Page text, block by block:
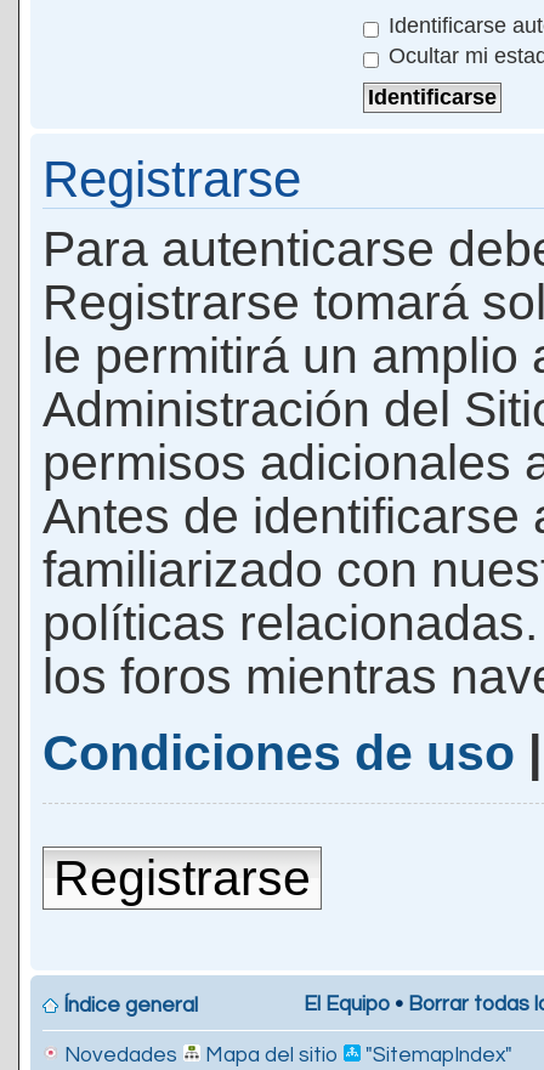
Identificarse
Ocultar mi
Registrarse
Para autenticarse
Registrarse tomará
le permitirá un amplio
Administración del
permisos adicionales
Antes de identificarse
familiarizado con
políticas
los foros mientras
Condiciones de uso
Registrarse
Índice general El Equipo • Borrar todas
Novedades Mapa del sitio "SitemapIndex"